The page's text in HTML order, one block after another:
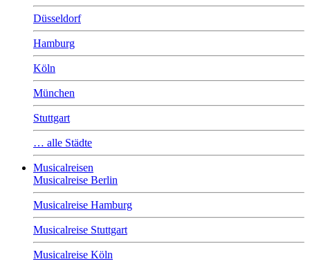
Düsseldorf
Hamburg
Köln
München
Stuttgart
… alle Städte
Musicalreisen
Musicalreise Berlin
Musicalreise Hamburg
Musicalreise Stuttgart
Musicalreise Köln